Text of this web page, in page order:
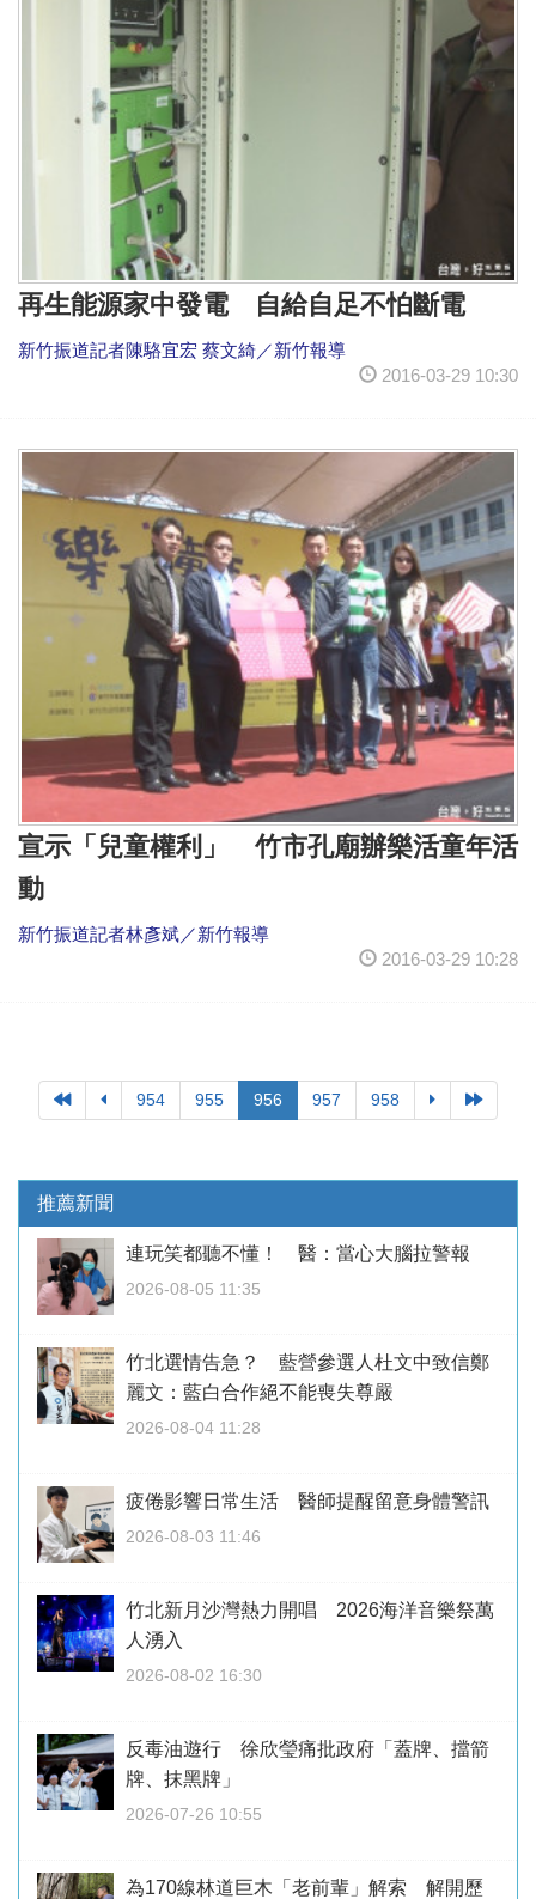
再生能源家中發電 自給自足不怕斷電
新竹振道記者陳駱宜宏 蔡文綺／新竹報導
2016-03-29 10:30
宣示「兒童權利」 竹市孔廟辦樂活童年活
動
新竹振道記者林彥斌／新竹報導
2016-03-29 10:28
954 955 956 957 958
推薦新聞
連玩笑都聽不懂！ 醫：當心大腦拉警報
2026-08-05 11:35
竹北選情告急？ 藍營參選人杜文中致信鄭
麗文：藍白合作絕不能喪失尊嚴
2026-08-04 11:28
疲倦影響日常生活 醫師提醒留意身體警訊
2026-08-03 11:46
竹北新月沙灣熱力開唱 2026海洋音樂祭萬
人湧入
2026-08-02 16:30
反毒油遊行 徐欣瑩痛批政府「蓋牌、擋箭
牌、抹黑牌」
2026-07-26 10:55
為170線林道巨木「老前輩」解索 解開歷